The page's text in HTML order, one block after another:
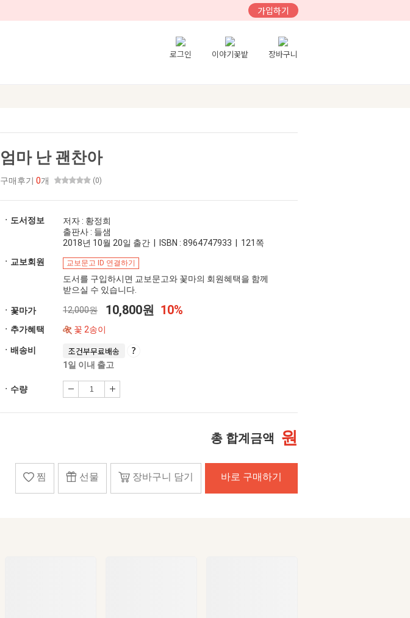
가입하기
로그인 이야기꽃밭 장바구니
엄마 난 괜찬아
구매후기 0개 (0)
ㆍ도서정보
저자 : 황정희
출판사 : 들샘
2018년 10월 20일 출간 | ISBN : 8964747933 | 121쪽
ㆍ교보회원
교보문고 ID 연결하기
도서를 구입하시면 교보문고와 꽃마의 회원혜택을 함께
받으실 수 있습니다.
ㆍ꽃마가 12,000원 10,800원 10%
ㆍ추가혜택 꽃 2송이
ㆍ배송비 조건부무료배송
1일 이내 출고
ㆍ수량
총 합계금액 원
찜 선물 장바구니 담기 바로 구매하기